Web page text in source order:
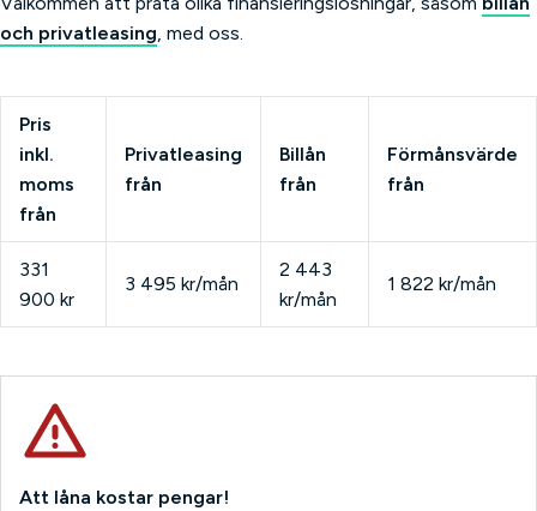
temperatur och körförhållanden.
och privatleasing, med oss.
Pris
inkl.
moms
från
Privatleasing
från
Billån
från
Förmånsvärde
från
331
900 kr
3 495 kr/mån
2 443
kr/mån
1 822 kr/mån
Att låna kostar pengar!